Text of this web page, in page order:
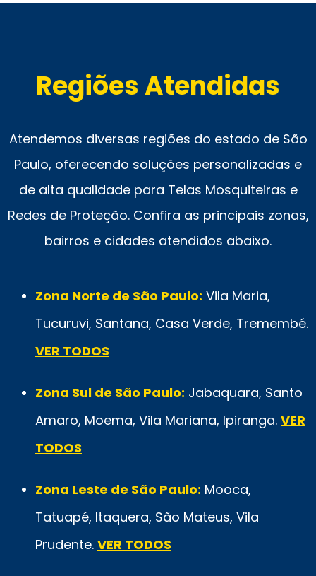
Regiões Atendidas
Atendemos diversas regiões do estado de São
Paulo, oferecendo soluções personalizadas e
de alta qualidade para Telas Mosquiteiras e
Redes de Proteção. Confira as principais zonas,
bairros e cidades atendidos abaixo.
Zona Norte de São Paulo: Vila Maria,
Tucuruvi, Santana, Casa Verde, Tremembé.
VER TODOS
Zona Sul de São Paulo: Jabaquara, Santo
Amaro, Moema, Vila Mariana, Ipiranga. VER
TODOS
Zona Leste de São Paulo: Mooca,
Tatuapé, Itaquera, São Mateus, Vila
Prudente. VER TODOS